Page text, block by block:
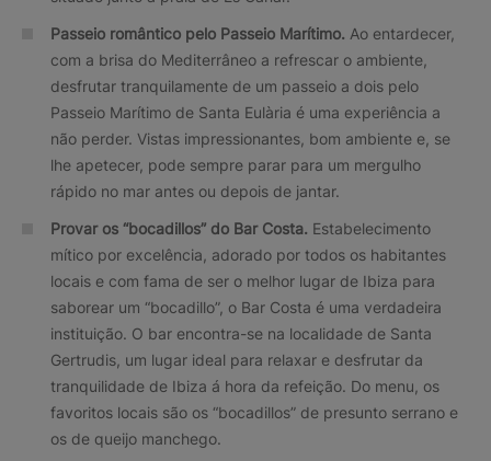
Passeio romântico pelo Passeio Marítimo. Ao entardecer,
com a brisa do Mediterrâneo a refrescar o ambiente,
desfrutar tranquilamente de um passeio a dois pelo
Passeio Marítimo de Santa Eulària é uma experiência a
não perder. Vistas impressionantes, bom ambiente e, se
lhe apetecer, pode sempre parar para um mergulho
rápido no mar antes ou depois de jantar.
Provar os “bocadillos” do Bar Costa. Estabelecimento
mítico por excelência, adorado por todos os habitantes
locais e com fama de ser o melhor lugar de Ibiza para
saborear um “bocadillo”, o Bar Costa é uma verdadeira
instituição. O bar encontra-se na localidade de Santa
Gertrudis, um lugar ideal para relaxar e desfrutar da
tranquilidade de Ibiza á hora da refeição. Do menu, os
favoritos locais são os “bocadillos” de presunto serrano e
os de queijo manchego.